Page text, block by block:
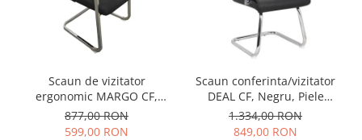
Scaun de vizitator
ergonomic MARGO CF,
Negru. Mesh/Textil
877,00 RON
599,00 RON
Scaun conferinta/vizitator
DEAL CF, Negru, Piele
ecologica
1.334,00 RON
849,00 RON